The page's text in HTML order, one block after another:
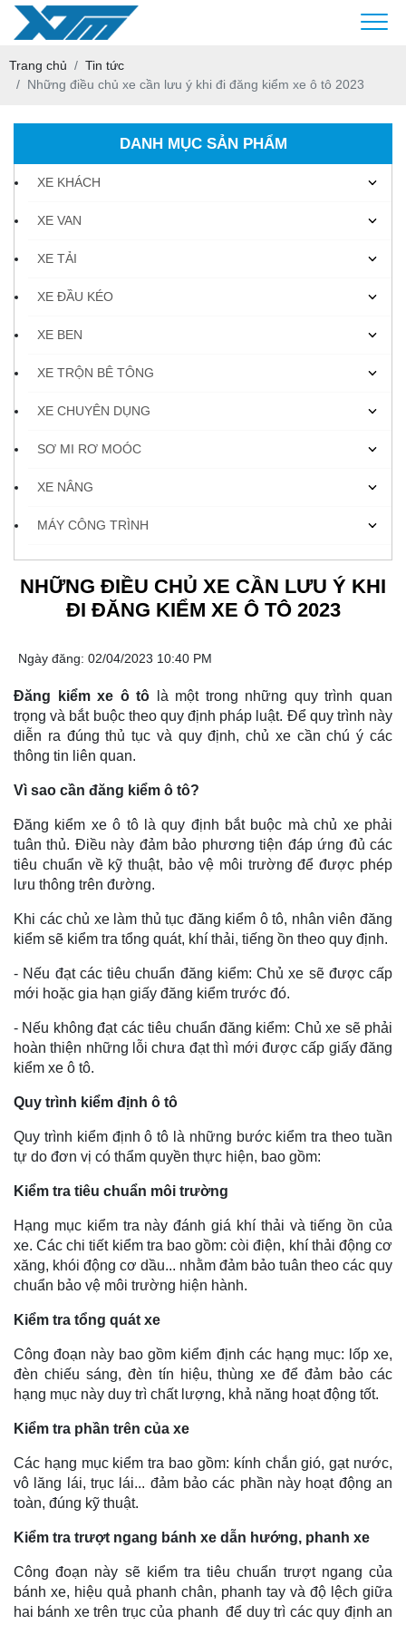
Trang chủ
Tin tức
Những điều chủ xe cần lưu ý khi đi đăng kiểm xe ô tô 2023
DANH MỤC SẢN PHẨM
XE KHÁCH
XE VAN
XE TẢI
XE ĐẦU KÉO
XE BEN
XE TRỘN BÊ TÔNG
XE CHUYÊN DỤNG
SƠ MI RƠ MOÓC
XE NÂNG
MÁY CÔNG TRÌNH
NHỮNG ĐIỀU CHỦ XE CẦN LƯU Ý KHI
ĐI ĐĂNG KIỂM XE Ô TÔ 2023
Ngày đăng: 02/04/2023 10:40 PM
Đăng kiểm xe ô tô là một trong những quy trình quan
trọng và bắt buộc theo quy định pháp luật. Để quy trình này
diễn ra đúng thủ tục và quy định, chủ xe cần chú ý các
thông tin liên quan.
Vì sao cần đăng kiểm ô tô?
Đăng kiểm xe ô tô là quy định bắt buộc mà chủ xe phải
tuân thủ. Điều này đảm bảo phương tiện đáp ứng đủ các
tiêu chuẩn về kỹ thuật, bảo vệ môi trường để được phép
lưu thông trên đường.
Khi các chủ xe làm thủ tục đăng kiểm ô tô, nhân viên đăng
kiểm sẽ kiểm tra tổng quát, khí thải, tiếng ồn theo quy định.
- Nếu đạt các tiêu chuẩn đăng kiểm: Chủ xe sẽ được cấp
mới hoặc gia hạn giấy đăng kiểm trước đó.
- Nếu không đạt các tiêu chuẩn đăng kiểm: Chủ xe sẽ phải
hoàn thiện những lỗi chưa đạt thì mới được cấp giấy đăng
kiểm xe ô tô.
Quy trình kiểm định ô tô
Quy trình kiểm định ô tô là những bước kiểm tra theo tuần
tự do đơn vị có thẩm quyền thực hiện, bao gồm:
Kiểm tra tiêu chuẩn môi trường
Hạng mục kiểm tra này đánh giá khí thải và tiếng ồn của
xe. Các chi tiết kiểm tra bao gồm: còi điện, khí thải động cơ
xăng, khói động cơ dầu... nhằm đảm bảo tuân theo các quy
chuẩn bảo vệ môi trường hiện hành.
Kiểm tra tổng quát xe
Công đoạn này bao gồm kiểm định các hạng mục: lốp xe,
đèn chiếu sáng, đèn tín hiệu, thùng xe để đảm bảo các
hạng mục này duy trì chất lượng, khả năng hoạt động tốt.
Kiểm tra phần trên của xe
Các hạng mục kiểm tra bao gồm: kính chắn gió, gạt nước,
vô lăng lái, trục lái... đảm bảo các phần này hoạt động an
toàn, đúng kỹ thuật.
Kiểm tra trượt ngang bánh xe dẫn hướng, phanh xe
Công đoạn này sẽ kiểm tra tiêu chuẩn trượt ngang của
bánh xe, hiệu quả phanh chân, phanh tay và độ lệch giữa
hai bánh xe trên trục của phanh để duy trì các quy định an